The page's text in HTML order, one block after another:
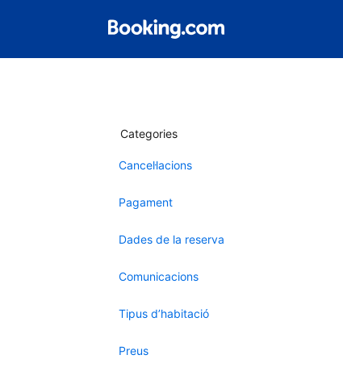
Categories
Cancel·lacions
Pagament
Dades de la reserva
Comunicacions
Tipus d’habitació
Preus